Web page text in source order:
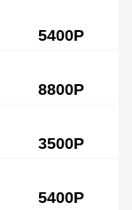
5400Р
8800Р
3500Р
5400Р